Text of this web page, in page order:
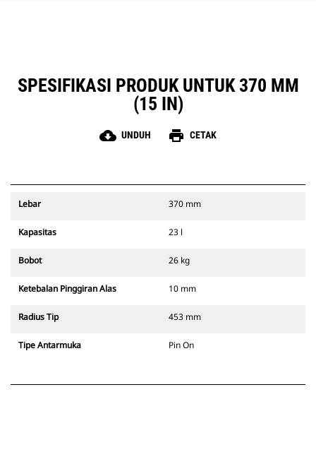
SPESIFIKASI PRODUK UNTUK 370 MM
(15 IN)
cloud_download UNDUH print CETAK
Lebar 370 mm
Kapasitas 23 l
Bobot 26 kg
Ketebalan Pinggiran Alas 10 mm
Radius Tip 453 mm
Tipe Antarmuka Pin On